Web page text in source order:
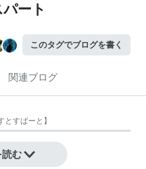
ート
このタグでブログを書く
関連ブログ
とすぱーと 】
む